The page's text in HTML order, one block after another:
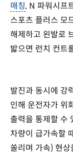
매칭, N 파워시프
스포츠 플러스 모
해제하고 왼발로
밟으면 런치 컨트
발진과 동시에 강
인해 운전자가 위
출력을 통제할 수
차량이 급가속할
쏠리며 가속) 현